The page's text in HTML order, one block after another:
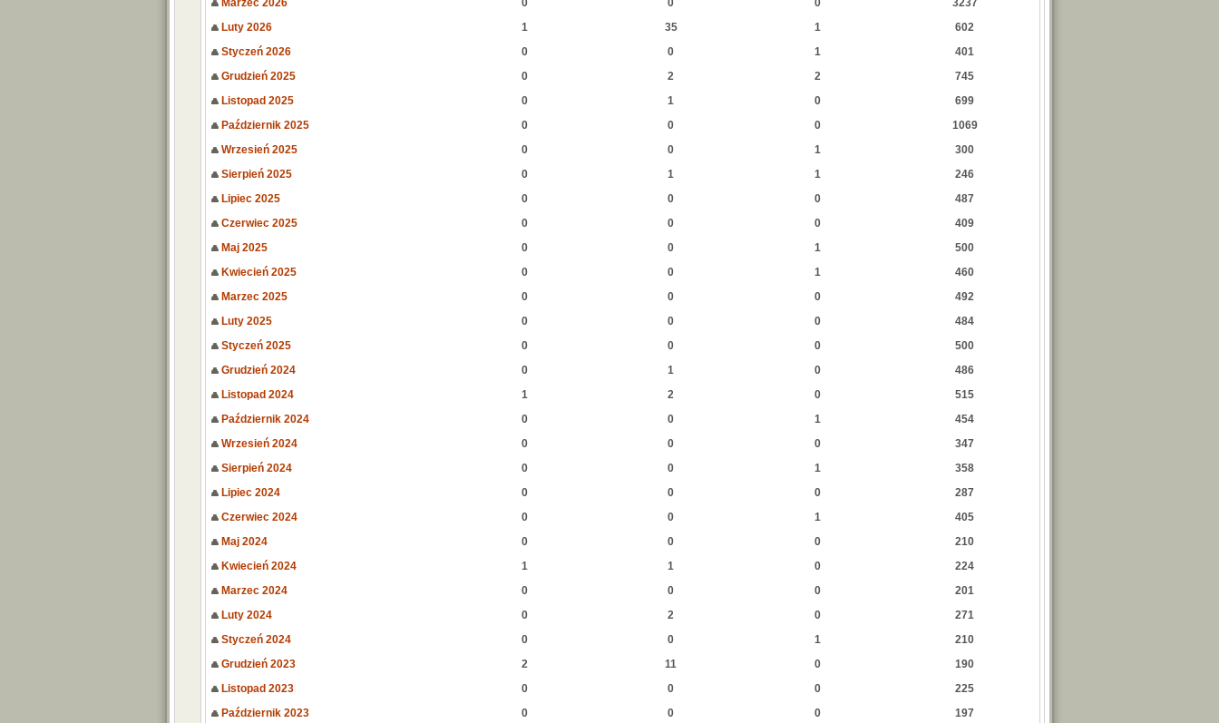
Marzec 2026
0 0 0
3237
Luty 2026
1 35 1
602
Styczeń 2026
0 0 1
401
Grudzień 2025
0 2 2
745
Listopad 2025
0 1 0
699
Październik 2025
0 0 0
1069
Wrzesień 2025
0 0 1
300
Sierpień 2025
0 1 1
246
Lipiec 2025
0 0 0
487
Czerwiec 2025
0 0 0
409
Maj 2025
0 0 1
500
Kwiecień 2025
0 0 1
460
Marzec 2025
0 0 0
492
Luty 2025
0 0 0
484
Styczeń 2025
0 0 0
500
Grudzień 2024
0 1 0
486
Listopad 2024
1 2 0
515
Październik 2024
0 0 1
454
Wrzesień 2024
0 0 0
347
Sierpień 2024
0 0 1
358
Lipiec 2024
0 0 0
287
Czerwiec 2024
0 0 1
405
Maj 2024
0 0 0
210
Kwiecień 2024
1 1 0
224
Marzec 2024
0 0 0
201
Luty 2024
0 2 0
271
Styczeń 2024
0 0 1
210
Grudzień 2023
2 11 0
190
Listopad 2023
0 0 0
225
Październik 2023
0 0 0
197